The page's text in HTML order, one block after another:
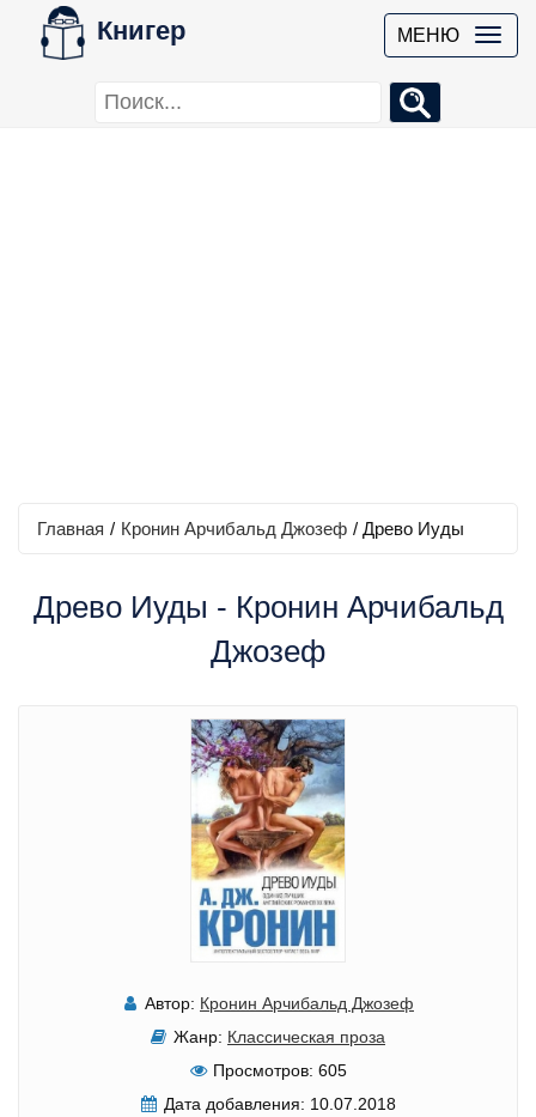
Книгер МЕНЮ
Главная / Кронин Арчибальд Джозеф / Древо Иуды
Древо Иуды - Кронин Арчибальд
Джозеф
Автор: Кронин Арчибальд Джозеф
Жанр: Классическая проза
Просмотров: 605
Дата добавления: 10.07.2018